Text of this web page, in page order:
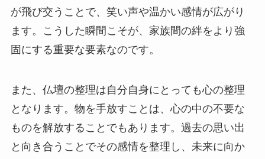
が飛び交うことで、笑い声や温かい感情が広がり
ます。こうした瞬間こそが、家族間の絆をより強
固にする重要な要素なのです。
また、仏壇の整理は自分自身にとっても心の整理
となります。物を手放すことは、心の中の不要な
ものを解放することでもあります。過去の思い出
と向き合うことでその感情を整理し、未来に向か